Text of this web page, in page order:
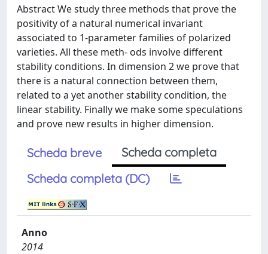
Abstract We study three methods that prove the
positivity of a natural numerical invariant
associated to 1-parameter families of polarized
varieties. All these meth- ods involve different
stability conditions. In dimension 2 we prove that
there is a natural connection between them,
related to a yet another stability condition, the
linear stability. Finally we make some speculations
and prove new results in higher dimension.
Scheda breve
Scheda completa
Scheda completa (DC)
Anno
2014